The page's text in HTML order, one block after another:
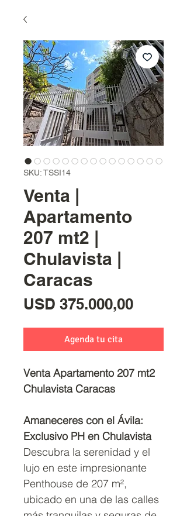
SKU: TSSI14
Venta |
Apartamento
207 mt2 |
Chulavista |
Caracas
USD 375.000,00Precio
Agenda tu cita
Venta Apartamento 207 mt2
Chulavista Caracas
Amaneceres con el Ávila:
Exclusivo PH en Chulavista
Descubra la serenidad y el
lujo en este impresionante
Penthouse de 207 m²,
ubicado en una de las calles